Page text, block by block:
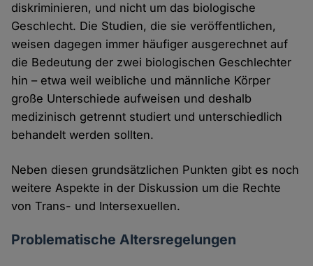
diskriminieren, und nicht um das biologische
Geschlecht. Die Studien, die sie veröffentlichen,
weisen dagegen immer häufiger ausgerechnet auf
die Bedeutung der zwei biologischen Geschlechter
hin – etwa weil weibliche und männliche Körper
große Unterschiede aufweisen und deshalb
medizinisch getrennt studiert und unterschiedlich
behandelt werden sollten.
Neben diesen grundsätzlichen Punkten gibt es noch
weitere Aspekte in der Diskussion um die Rechte
von Trans- und Intersexuellen.
Problematische Altersregelungen